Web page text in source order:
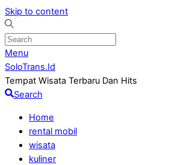
Skip to content
Menu
SoloTrans.Id
Tempat Wisata Terbaru Dan Hits
Search
Home
rental mobil
wisata
kuliner